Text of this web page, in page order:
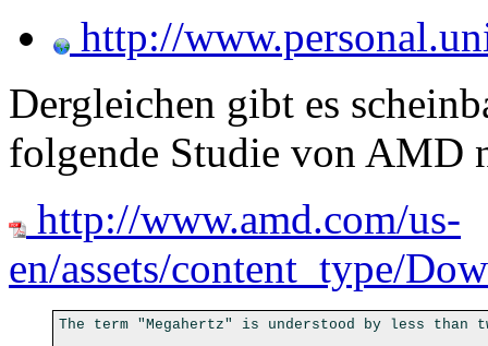
http://
Dergleichen gibt es
folgende Studie von AMD
http://www.amd.com/us-
en/assets/content_type/
The term "Megahertz" is understood by less than